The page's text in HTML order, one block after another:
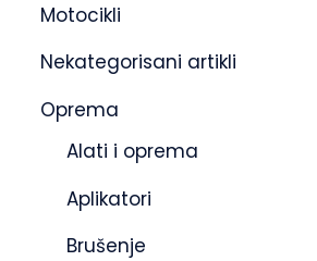
Motocikli
Nekategorisani artikli
Oprema
Alati i oprema
Aplikatori
Brušenje